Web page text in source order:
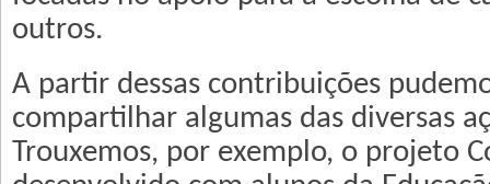
outros.
A partir dessas contribuições
compartilhar algumas das diversas
Trouxemos, por exemplo, o projeto